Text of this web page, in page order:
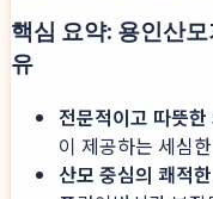
핵심 요약: 용인산
유
전문적이고 따뜻
이 제공하는 세심
산모 중심의 쾌적